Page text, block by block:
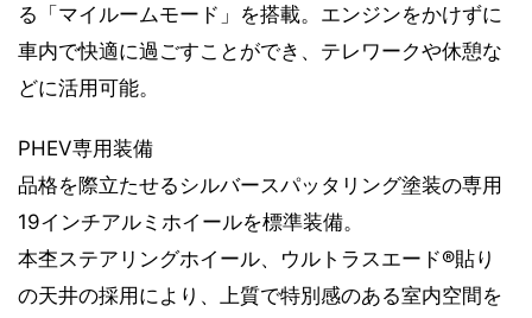
る「マイルームモード」を搭載。エンジンをかけずに
車内で快適に過ごすことができ、テレワークや休憩な
どに活用可能。
PHEV専用装備
品格を際立たせるシルバースパッタリング塗装の専用
19インチアルミホイールを標準装備。
本杢ステアリングホイール、ウルトラスエード®貼り
の天井の採用により、上質で特別感のある室内空間を